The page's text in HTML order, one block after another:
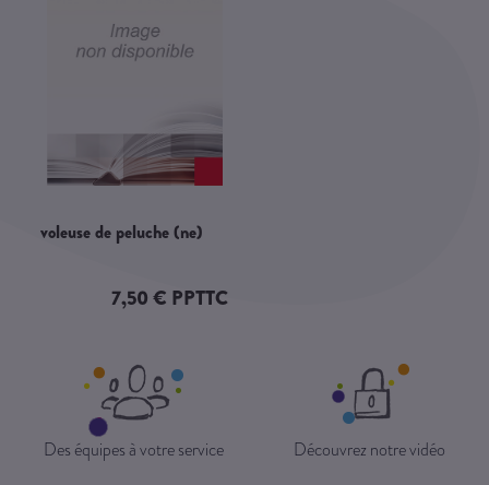
voleuse de peluche (ne)
7,50 € PPTTC
Des équipes à votre service Découvrez notre vidéo